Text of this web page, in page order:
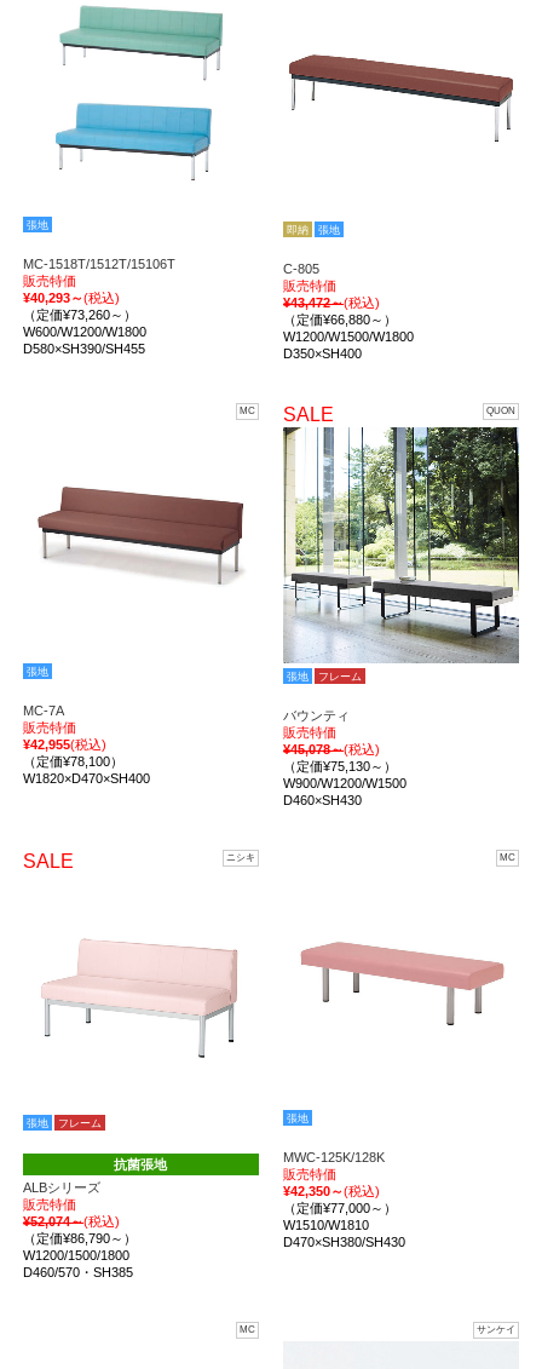
張地
MC-1518T/1512T/15106T
販売特価
¥40,293～(税込)
（定価¥73,260～）
W600/W1200/W1800
D580×SH390/SH455
即納 張地
C-805
販売特価
¥43,472～(税込)
（定価¥66,880～）
W1200/W1500/W1800
D350×SH400
MC
張地
MC-7A
販売特価
¥42,955(税込)
（定価¥78,100）
W1820×D470×SH400
SALE QUON
張地 フレーム
バウンティ
販売特価
¥45,078～(税込)
（定価¥75,130～）
W900/W1200/W1500
D460×SH430
SALE ニシキ
張地 フレーム
抗菌張地
ALBシリーズ
販売特価
¥52,074～(税込)
（定価¥86,790～）
W1200/1500/1800
D460/570・SH385
MC
張地
MWC-125K/128K
販売特価
¥42,350～(税込)
（定価¥77,000～）
W1510/W1810
D470×SH380/SH430
MC サンケイ